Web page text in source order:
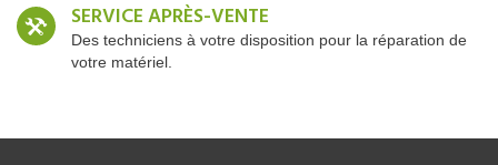
SERVICE APRÈS-VENTE
Des techniciens à votre disposition pour la réparation de
votre matériel.